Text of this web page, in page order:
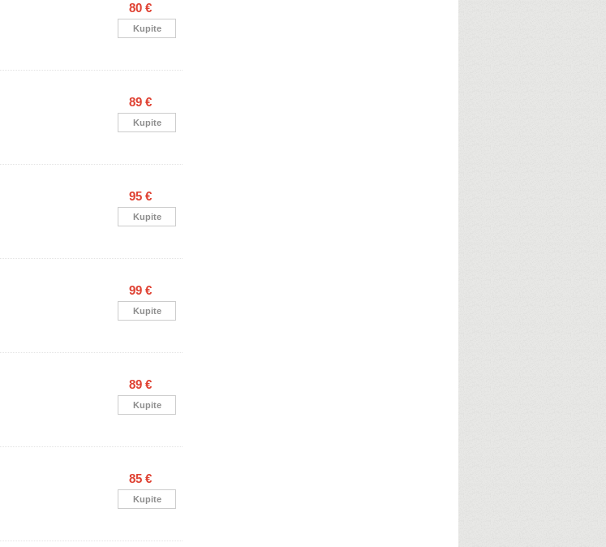
80 €
Kupite
89 €
Kupite
95 €
Kupite
99 €
Kupite
89 €
Kupite
85 €
Kupite